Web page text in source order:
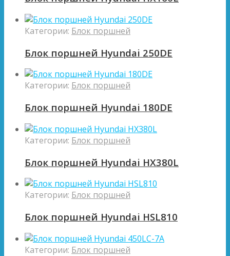
Категории: Блок поршней
Блок поршней Hyundai 250DE
Категории: Блок поршней
Блок поршней Hyundai 180DE
Категории: Блок поршней
Блок поршней Hyundai HX380L
Категории: Блок поршней
Блок поршней Hyundai HSL810
Категории: Блок поршней